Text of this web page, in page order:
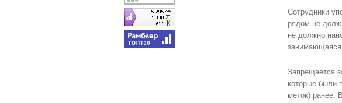
Сотрудники
рядом не
не должно
занимающаяся
Запрещается
которые были
меток) ранее.